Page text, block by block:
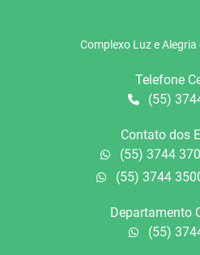
Complexo Luz e
Telefone
(55)
Contato dos
(55) 3744
(55) 3744
Departamento
(55)